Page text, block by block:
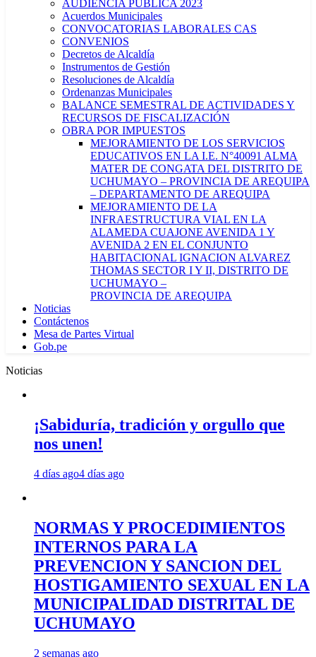
AUDIENCIA PÚBLICA 2023
Acuerdos Municipales
CONVOCATORIAS LABORALES CAS
CONVENIOS
Decretos de Alcaldía
Instrumentos de Gestión
Resoluciones de Alcaldía
Ordenanzas Municipales
BALANCE SEMESTRAL DE ACTIVIDADES Y
RECURSOS DE FISCALIZACIÓN
OBRA POR IMPUESTOS
MEJORAMIENTO DE LOS SERVICIOS
EDUCATIVOS EN LA I.E. N°40091 ALMA
MATER DE CONGATA DEL DISTRITO DE
UCHUMAYO – PROVINCIA DE AREQUIPA
– DEPARTAMENTO DE AREQUIPA
MEJORAMIENTO DE LA
INFRAESTRUCTURA VIAL EN LA
ALAMEDA CUAJONE AVENIDA 1 Y
AVENIDA 2 EN EL CONJUNTO
HABITACIONAL IGNACION ALVAREZ
THOMAS SECTOR I Y II, DISTRITO DE
UCHUMAYO –
PROVINCIA DE AREQUIPA
Noticias
Contáctenos
Mesa de Partes Virtual
Gob.pe
Noticias
¡Sabiduría, tradición y orgullo que
nos unen!
4 días ago4 días ago
NORMAS Y PROCEDIMIENTOS
INTERNOS PARA LA
PREVENCION Y SANCION DEL
HOSTIGAMIENTO SEXUAL EN LA
MUNICIPALIDAD DISTRITAL DE
UCHUMAYO
2 semanas ago